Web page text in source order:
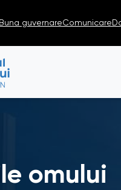
Buna guvernareComunicare
omului